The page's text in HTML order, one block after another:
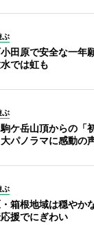
ぶ
田原で安全な一年
では虹も
ぶ
ケ岳山頂からの「
パノラマに感動の
ぶ
箱根地域は穏や
援でにぎわい